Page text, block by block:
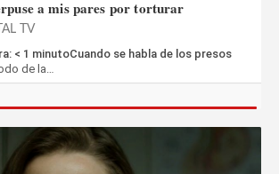
a mis pares por torturar
TV
< 1 minutoCuando se habla de los presos
de la…